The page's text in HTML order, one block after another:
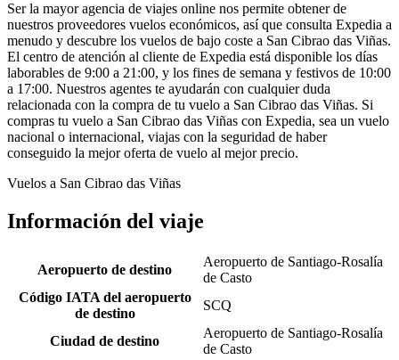
Ser la mayor agencia de viajes online nos permite obtener de
nuestros proveedores vuelos económicos, así que consulta Expedia a
menudo y descubre los vuelos de bajo coste a San Cibrao das Viñas.
El centro de atención al cliente de Expedia está disponible los días
laborables de 9:00 a 21:00, y los fines de semana y festivos de 10:00
a 17:00. Nuestros agentes te ayudarán con cualquier duda
relacionada con la compra de tu vuelo a San Cibrao das Viñas. Si
compras tu vuelo a San Cibrao das Viñas con Expedia, sea un vuelo
nacional o internacional, viajas con la seguridad de haber
conseguido la mejor oferta de vuelo al mejor precio.
Vuelos a San Cibrao das Viñas
Información del viaje
Aeropuerto de destino
Aeropuerto de Santiago-Rosalía
de Casto
Código IATA del aeropuerto
de destino
SCQ
Ciudad de destino
Aeropuerto de Santiago-Rosalía
de Casto